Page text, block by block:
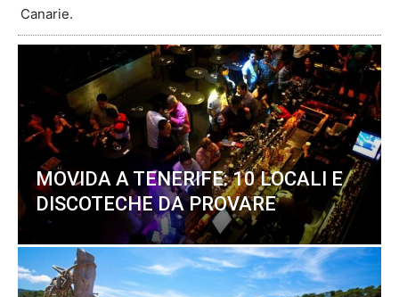
Canarie.
MOVIDA A TENERIFE: 10 LOCALI E
DISCOTECHE DA PROVARE